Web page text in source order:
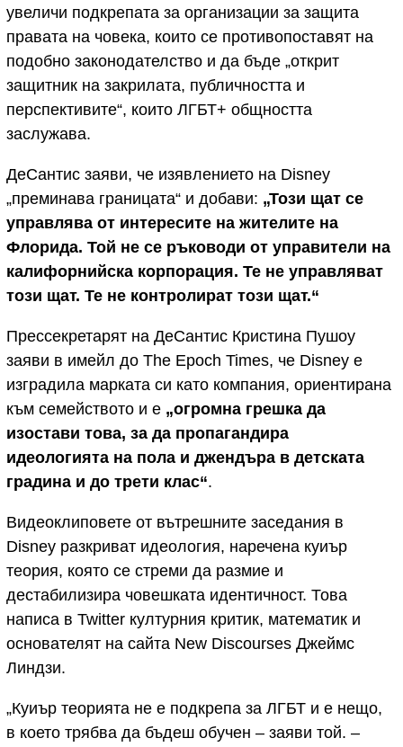
увеличи подкрепата за организации за защита
правата на човека, които се противопоставят на
подобно законодателство и да бъде „открит
защитник на закрилата, публичността и
перспективите“, които ЛГБТ+ общността
заслужава.
ДеСантис заяви, че изявлението на Disney
„преминава границата“ и добави: „Този щат се
управлява от интересите на жителите на
Флорида. Той не се ръководи от управители на
калифорнийска корпорация. Те не управляват
този щат. Те не контролират този щат.“
Прессекретарят на ДеСантис Кристина Пушоу
заяви в имейл до The Epoch Times, че Disney е
изградила марката си като компания, ориентирана
към семейството и е „огромна грешка да
изостави това, за да пропагандира
идеологията на пола и джендъра в детската
градина и до трети клас“.
Видеоклиповете от вътрешните заседания в
Disney разкриват идеология, наречена куиър
теория, която се стреми да размие и
дестабилизира човешката идентичност. Това
написа в Twitter културния критик, математик и
основателят на сайта New Discourses Джеймс
Линдзи.
„Куиър теорията не е подкрепа за ЛГБТ и е нещо,
в което трябва да бъдеш обучен – заяви той. –